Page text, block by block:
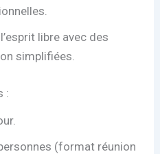
libre avec des
simplifiées.
:
(format réunion